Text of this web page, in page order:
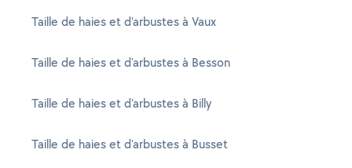
Taille de haies et d'arbustes à Vaux
Taille de haies et d'arbustes à Besson
Taille de haies et d'arbustes à Billy
Taille de haies et d'arbustes à Busset